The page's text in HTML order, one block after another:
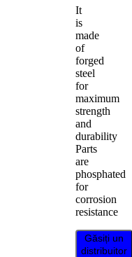
It
is
made
of
forged
steel
for
maximum
strength
and
durability
Parts
are
phosphated
for
corrosion
resistance
Găsiți un
distribuitor